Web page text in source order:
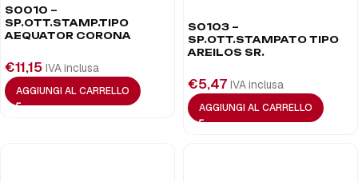
S0010 –
SP.OTT.STAMP.TIPO
AEQUATOR CORONA
€11,15 IVA inclusa
AGGIUNGI AL CARRELLO
S0103 –
SP.OTT.STAMPATO TIPO
AREILOS SR.
€5,47 IVA inclusa
AGGIUNGI AL CARRELLO